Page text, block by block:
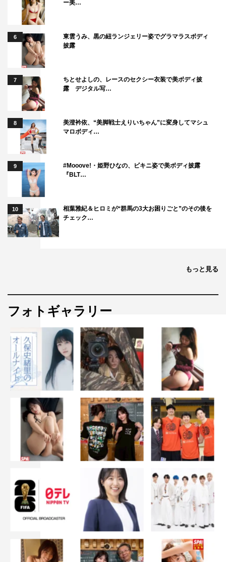
9話・10話ゲスト：近藤芳正、小木茂光、長谷川朝晴、金
澤美穂、片岡富枝、鼓太郎、松田慎也、内海誠子
公式サイト： https://www.tv-tokyo.co.jp/zerogakari5/
©テレビ東京
小泉孝太郎
ー美…
6
東雲うみ、黒の紐ランジェリー姿でグラマラスボディ
披露
7
ちとせよしの、レースのセクシー衣装で美ボディ披
露 デジタル写…
8
美澄衿依、“美脚戦士えりいちゃん”に変身してマシュ
マロボディ…
9
#Mooove!・姫野ひなの、ビキニ姿で美ボディ披露
『BLT…
10
相葉雅紀＆ヒロミが“群馬の3大お困りごと”のその後を
チェック…
もっと見る
フォトギャラリー